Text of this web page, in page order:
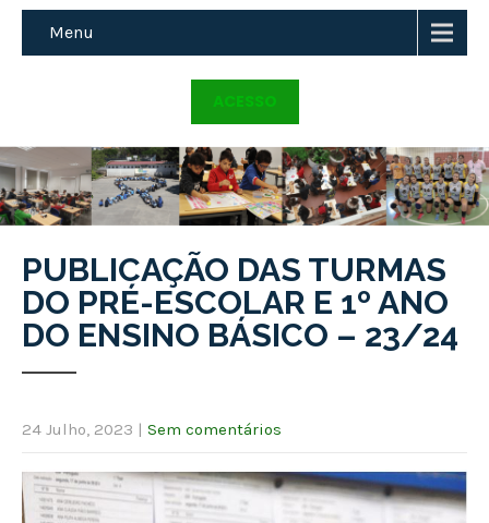
Menu
ACESSO
PUBLICAÇÃO DAS TURMAS
DO PRÉ-ESCOLAR E 1º ANO
DO ENSINO BÁSICO – 23/24
24 Julho, 2023 | Sem comentários